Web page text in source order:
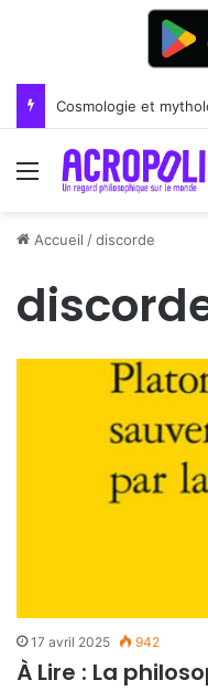
Cosmologie et
Menu
Accueil /discorde
17 avril 2025 942
À Lire : La